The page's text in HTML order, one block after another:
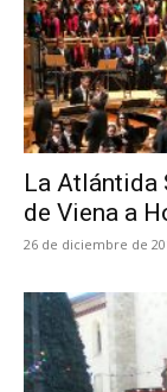
La Atlántida
de Viena a
26 de diciembre de